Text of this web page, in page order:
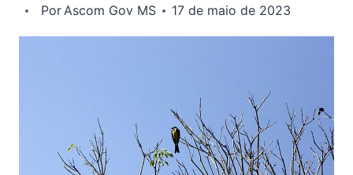
PorAscom Gov MS 17 de maio de 2023